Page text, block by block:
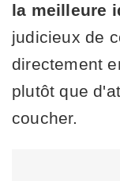
la meilleure
judicieux de
directement
plutôt que
coucher.